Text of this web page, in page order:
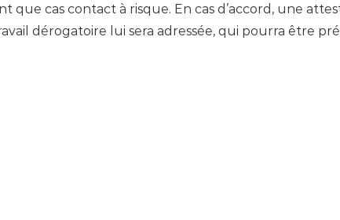
que cas contact à risque. En cas d’accord, une
dérogatoire lui sera adressée, qui pourra être